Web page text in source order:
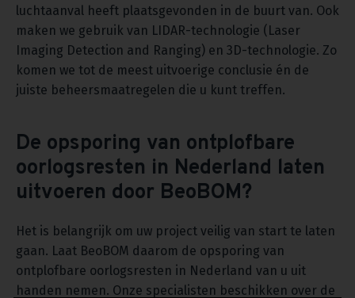
luchtaanval heeft plaatsgevonden in de buurt van. Ook
maken we gebruik van LIDAR-technologie (Laser
Imaging Detection and Ranging) en 3D-technologie. Zo
komen we tot de meest uitvoerige conclusie én de
juiste beheersmaatregelen die u kunt treffen.
De opsporing van ontplofbare
oorlogsresten in Nederland laten
uitvoeren door BeoBOM?
Het is belangrijk om uw project veilig van start te laten
gaan. Laat BeoBOM daarom de opsporing van
ontplofbare oorlogsresten in Nederland van u uit
handen nemen. Onze specialisten beschikken over de